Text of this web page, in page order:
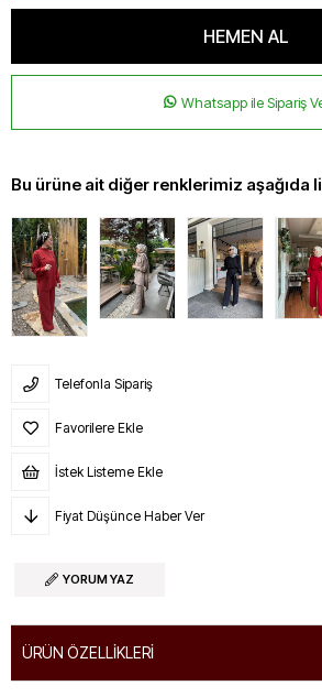
Whatsapp ile Sipariş
Bu ürüne ait diğer renklerimiz aşağıda
Telefonla Sipariş
Favorilere Ekle
İstek Listeme Ekle
Fiyat Düşünce Haber Ver
YORUM YAZ
ÜRÜN ÖZELLIKLERI